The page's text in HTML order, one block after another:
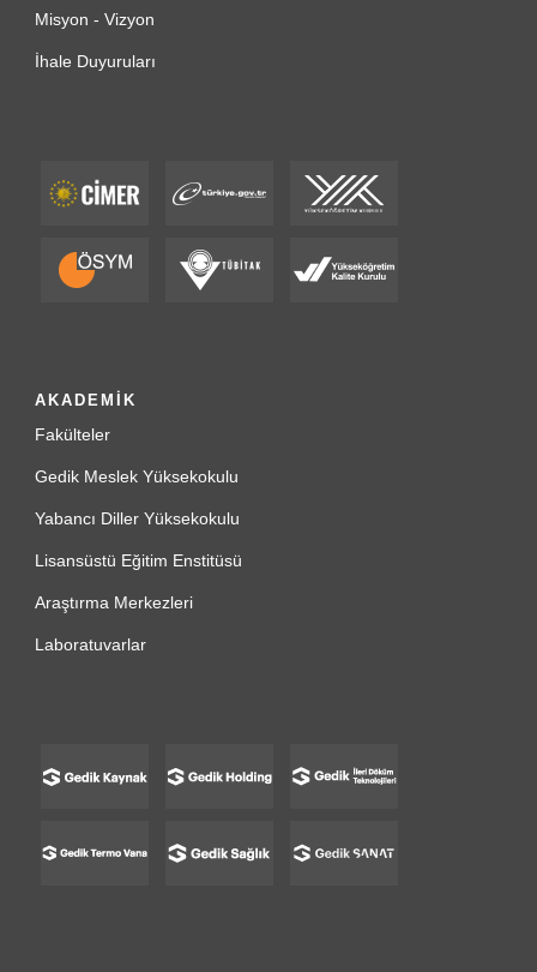
Misyon - Vizyon
İhale Duyuruları
AKADEMİK
Fakülteler
Gedik Meslek Yüksekokulu
Yabancı Diller Yüksekokulu
Lisansüstü Eğitim Enstitüsü
Araştırma Merkezleri
Laboratuvarlar